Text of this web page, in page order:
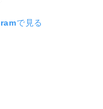
で見る